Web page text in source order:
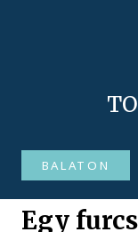
BALATON
Egy